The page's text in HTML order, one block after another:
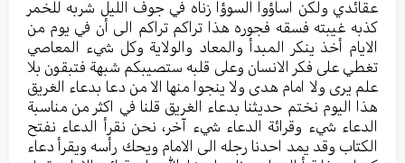
عقائدي ولكن اساؤوا السوؤا زناه في جوف الليل شربه للخمر
كذبه غيبته فسقه فجوره هذا تراكم تراكم الى أن في يوم من
الايام أخذ ينكر المبدأ والمعاد والولاية وكل شيء المعاصي
تغطي على فكر الانسان وعلى قلبه ستصيبكم شبهة فتبقون بلا
علم يرى ولا امام هدى ولا ينجوا منها الا من دعا بدعاء الغريق
هذا اليوم نختم حديثنا بدعاء الغريق قلنا في اكثر من مناسبة
الدعاء شيء وقرائة الدعاء شيء آخر، نحن نقرأ الدعاء نفتح
الكتاب وقد يمد احدنا رجله الى الامام ويحك رأسه ويقرأ دعاء